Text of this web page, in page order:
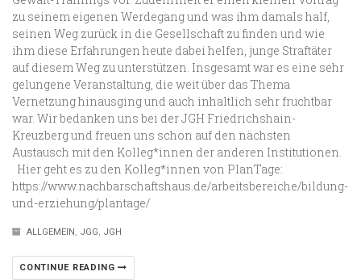
zu seinem eigenen Werdegang und was ihm damals half,
seinen Weg zurück in die Gesellschaft zu finden und wie
ihm diese Erfahrungen heute dabei helfen, junge Straftäter
auf diesem Weg zu unterstützen. Insgesamt war es eine sehr
gelungene Veranstaltung, die weit über das Thema
Vernetzung hinausging und auch inhaltlich sehr fruchtbar
war. Wir bedanken uns bei der JGH Friedrichshain-
Kreuzberg und freuen uns schon auf den nächsten
Austausch mit den Kolleg*innen der anderen Institutionen.
Hier geht es zu den Kolleg*innen von PlanTage:
https://www.nachbarschaftshaus.de/arbeitsbereiche/bildung-
und-erziehung/plantage/
ALLGEMEIN, JGG, JGH
CONTINUE READING